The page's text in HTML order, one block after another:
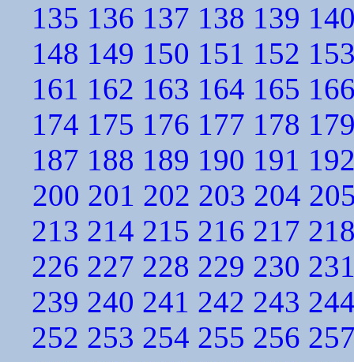
135 136 137 138 139
148 149 150 151 152
161 162 163 164 165
174 175 176 177 178
187 188 189 190 191
200 201 202 203 204
213 214 215 216 217
226 227 228 229 230
239 240 241 242 243
252 253 254 255 256